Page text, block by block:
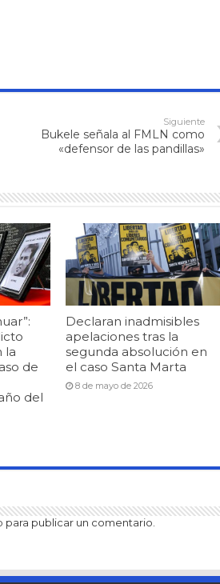
Siguiente
Bukele señala al FMLN como
«defensor de las pandillas»
la
de
del
Declaran inadmisibles
apelaciones tras la
segunda absolución en
el caso Santa Marta
8 de mayo de 2026
para publicar un comentario.